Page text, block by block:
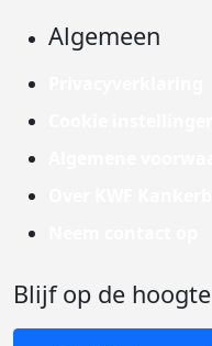
Algemeen
Blijf op de hoogte